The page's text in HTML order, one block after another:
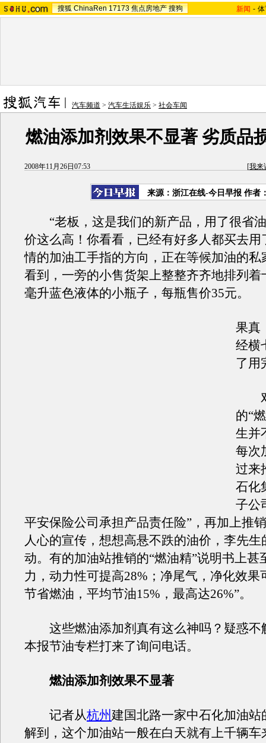
搜狐 ChinaRen 17173 焦点房地产 搜狗 新闻 -
汽车频道 > 汽车生活娱乐 > 社会车闻
燃油添加剂效果不显著 劣质品
2008年11月26日07:53 [我来
来源：浙江在线-今日早报 作者
“老板，这是我们的新产品，用了很省
价这么高！你看看，已经有好多人都买去用
情的加油工手指的方向，正在等候加油的私
看到，一旁的小售货架上整整齐齐地排列着
毫升蓝色液体的小瓶子，每瓶售价35元。
果真
经横
了用
对
的“
生并
每次
过来
石化
子公
平安保险公司承担产品责任险”，再加上推
人心的宣传，想想高悬不跌的油价，李先生
动。有的加油站推销的“燃油精”说明书上甚
力，动力性可提高28%；净尾气，净化效果
节省燃油，平均节油15%，最高达26%”。
这些燃油添加剂真有这么神吗？疑惑不
本报节油专栏打来了询问电话。
燃油添加剂效果不显著
记者从杭州建国北路一家中石化加油站
解到，这个加油站一般在白天就有上千辆车